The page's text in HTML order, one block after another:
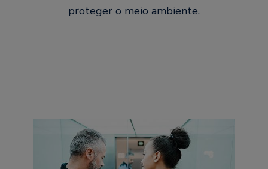
proteger o meio ambiente.